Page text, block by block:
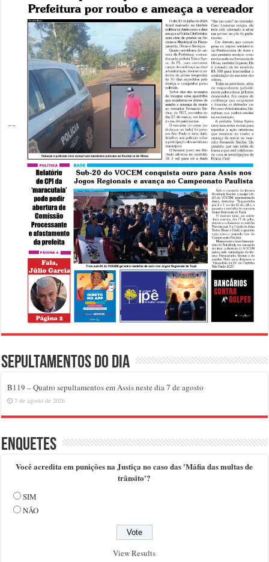
Sepultamentos do dia
B119 – Quatro sepultamentos em Assis neste dia 7 de agosto
7 de agosto de 2026
Enquetes
Você acredita em punições na Justiça no caso das 'Máfia das multas de
trânsito'?
SIM
NÃO
View Results